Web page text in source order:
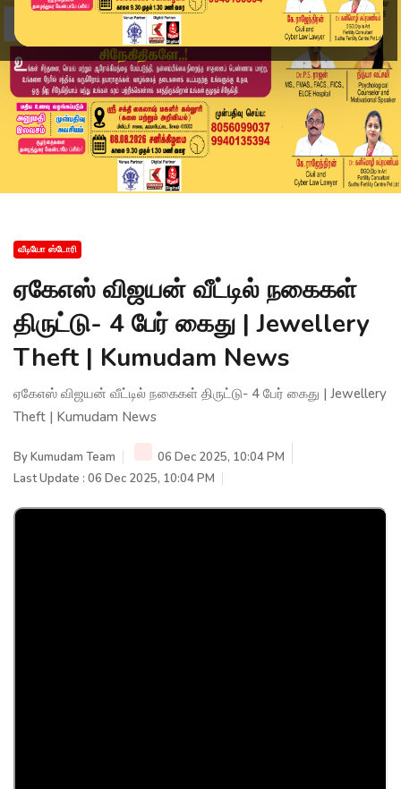
வீடியோ ஸ்டோரி
ஏகேஎஸ் விஜயன் வீட்டில் நகைகள்
திருட்டு- 4 பேர் கைது | Jewellery
Theft | Kumudam News
ஏகேஎஸ் விஜயன் வீட்டில் நகைகள் திருட்டு- 4 பேர் கைது | Jewellery
Theft | Kumudam News
ByKumudam Team
06 Dec 2025, 10:04 PM
Last Update : 06 Dec 2025, 10:04 PM